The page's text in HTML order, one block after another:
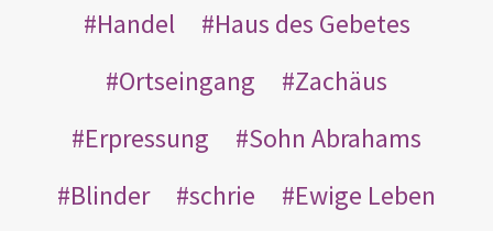
Handel
Haus des Gebetes
Ortseingang
Zachäus
Erpressung
Sohn Abrahams
Blinder
schrie
Ewige Leben